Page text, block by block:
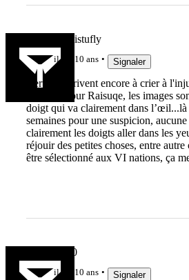
Paupiette bistufly
il y a 10 ans Signaler
Certains arrivent encore à crier à
dingue...Pour Raisuqe, les images
doigt qui va clairement dans
semaines pour une suspicion,
clairement les doigts aller dans les
réjouir des petites choses, entre
être sélectionné aux VI nations, ça
Johnny 420
il y a 10 ans Signaler